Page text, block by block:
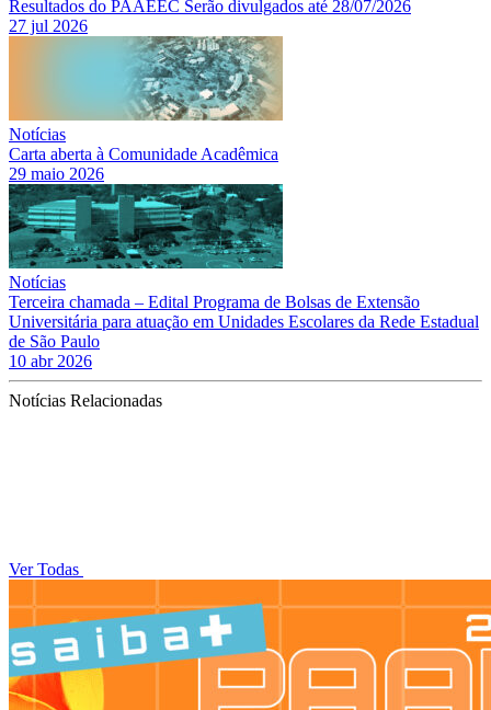
Resultados do PAAEEC Serão divulgados até 28/07/2026
27 jul 2026
Notícias
Carta aberta à Comunidade Acadêmica
29 maio 2026
Notícias
Terceira chamada – Edital Programa de Bolsas de Extensão
Universitária para atuação em Unidades Escolares da Rede Estadual
de São Paulo
10 abr 2026
Notícias Relacionadas
Ver Todas